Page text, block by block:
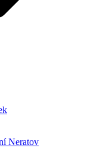
Neratov